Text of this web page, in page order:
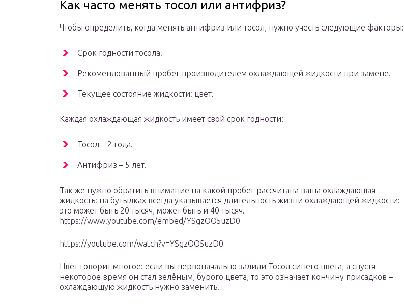
Как часто менять тосол или антифриз?
Чтобы определить, когда менять антифриз или тосол, нужно учесть следующие факторы:
Срок годности тосола.
Рекомендованный пробег производителем охлаждающей жидкости при замене.
Текущее состояние жидкости: цвет.
Каждая охлаждающая жидкость имеет свой срок годности:
Тосол – 2 года.
Антифриз – 5 лет.
Так же нужно обратить внимание на какой пробег рассчитана ваша охлаждающая
жидкость: на бутылках всегда указывается длительность жизни охлаждающей жидкости:
это может быть 20 тысяч, может быть и 40 тысяч.
https://www.youtube.com/embed/YSgzOO5uzD0
https://youtube.com/watch?v=YSgzOO5uzD0
Цвет говорит многое: если вы первоначально залили Тосол синего цвета, а спустя
некоторое время он стал зелёным, бурого цвета, то это означает кончину присадков –
охлаждающую жидкость нужно заменить.